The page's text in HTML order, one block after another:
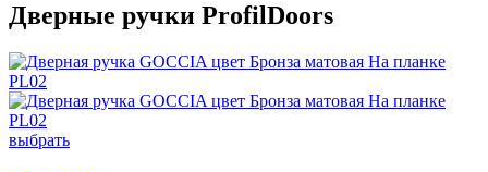
Дверные ручки ProfilDoors
выбрать